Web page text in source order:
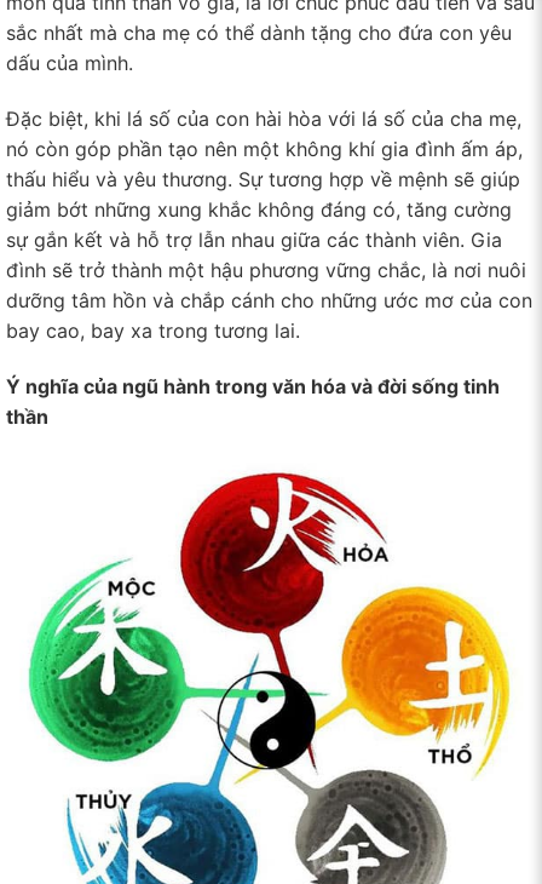
sắc nhất mà cha mẹ có thể dành tặng cho đứa con yêu
dấu của mình.
Đặc biệt, khi lá số của con hài hòa với lá số của cha mẹ,
nó còn góp phần tạo nên một không khí gia đình ấm áp,
thấu hiểu và yêu thương. Sự tương hợp về mệnh sẽ giúp
giảm bớt những xung khắc không đáng có, tăng cường
sự gắn kết và hỗ trợ lẫn nhau giữa các thành viên. Gia
đình sẽ trở thành một hậu phương vững chắc, là nơi nuôi
dưỡng tâm hồn và chắp cánh cho những ước mơ của con
bay cao, bay xa trong tương lai.
Ý nghĩa của ngũ hành trong văn hóa và đời sống tinh
thần